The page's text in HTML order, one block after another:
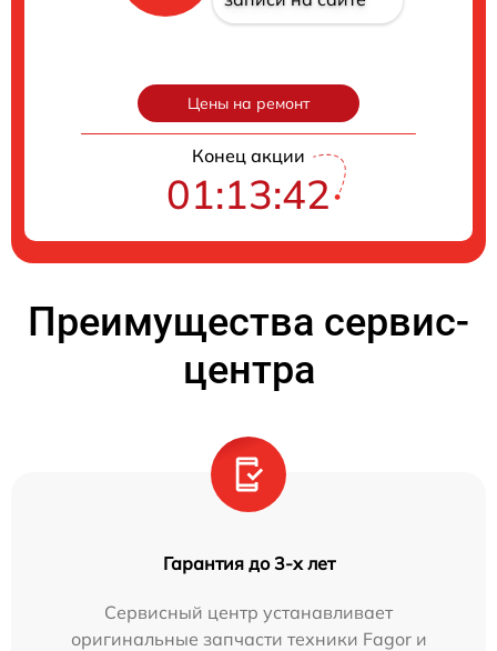
Цены на ремонт
Конец акции
01:13:41
Преимущества сервис-
центра
Гарантия до 3-х лет
Сервисный центр устанавливает
оригинальные запчасти техники Fagor и